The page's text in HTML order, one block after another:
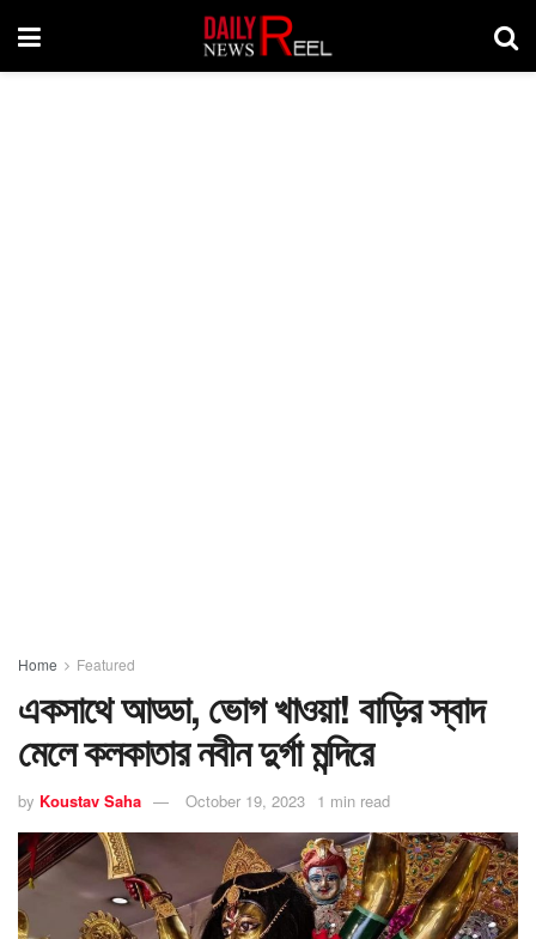
Home Featured
একসাথে আড্ডা, ভোগ খাওয়া! বাড়ির স্বাদ
মেলে কলকাতার নবীন দুর্গা মন্দিরে
by Koustav Saha October 19, 2023 1 min read